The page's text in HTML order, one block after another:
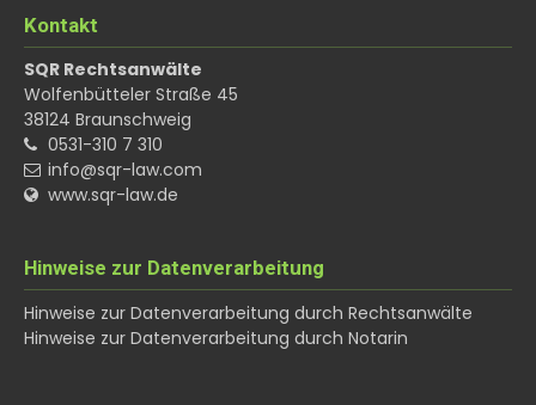
Kontakt
SQR Rechtsanwälte
Wolfenbütteler Straße 45
38124 Braunschweig
0531-310 7 310
info@sqr-law.com
www.sqr-law.de
Hinweise zur Datenverarbeitung
Hinweise zur Datenverarbeitung durch Rechtsanwälte
Hinweise zur Datenverarbeitung durch Notarin